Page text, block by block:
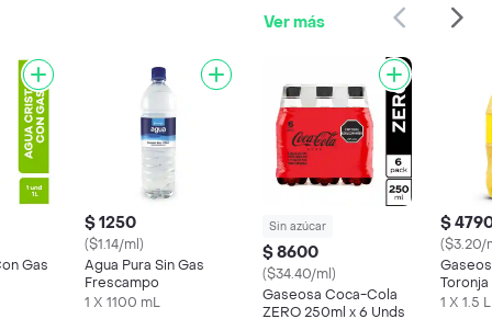
Ver más
Gas
$ 1250
($1.14/ml)
Agua Pura Sin Gas
Frescampo
1 X 1100 mL
Sin azúcar
$ 8600
($34.40/ml)
Gaseosa Coca-Cola
ZERO 250ml x 6 Unds
$
($3.20/
Toronja
1 X 1.5 L